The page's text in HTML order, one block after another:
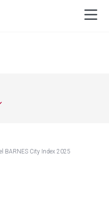
BARNES City Index 2025